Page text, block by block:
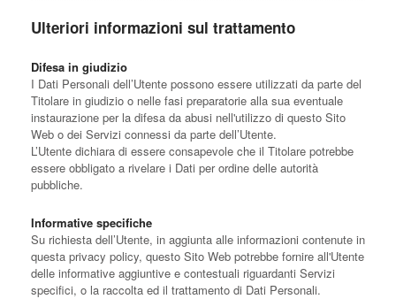
Ulteriori informazioni sul trattamento
Difesa in giudizio
I Dati Personali dell’Utente possono essere utilizzati da parte del
Titolare in giudizio o nelle fasi preparatorie alla sua eventuale
instaurazione per la difesa da abusi nell'utilizzo di questo Sito
Web o dei Servizi connessi da parte dell’Utente.
L’Utente dichiara di essere consapevole che il Titolare potrebbe
essere obbligato a rivelare i Dati per ordine delle autorità
pubbliche.
Informative specifiche
Su richiesta dell’Utente, in aggiunta alle informazioni contenute in
questa privacy policy, questo Sito Web potrebbe fornire all'Utente
delle informative aggiuntive e contestuali riguardanti Servizi
specifici, o la raccolta ed il trattamento di Dati Personali.